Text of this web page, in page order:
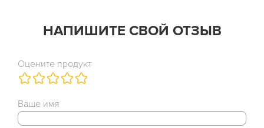
НАПИШИТЕ СВОЙ ОТЗЫВ
Оцените продукт
Ваше имя